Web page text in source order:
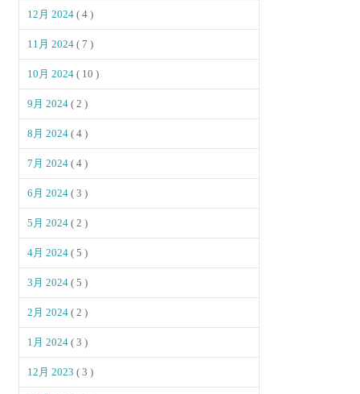
12月 2024( 4 )
11月 2024( 7 )
10月 2024( 10 )
9月 2024( 2 )
8月 2024( 4 )
7月 2024( 4 )
6月 2024( 3 )
5月 2024( 2 )
4月 2024( 5 )
3月 2024( 5 )
2月 2024( 2 )
1月 2024( 3 )
12月 2023( 3 )